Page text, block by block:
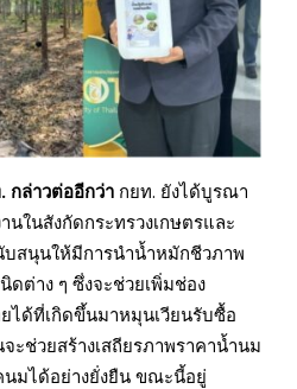
. กล่าวต่ออีกว่า กยท. ยังได้บูรณา
ในสังกัดกระทรวงเกษตรและ
บสนุนให้มีการนำน้ำหมักชีวภาพ
ต่าง ๆ ซึ่งจะช่วยเพิ่มช่อง
ได้ที่เกิดขึ้นมาหมุนเวียนรับซื้อ
ะช่วยสร้างเสถียรภาพราคาน้ำนม
นมได้อย่างยั่งยืน ขณะนี้อยู่